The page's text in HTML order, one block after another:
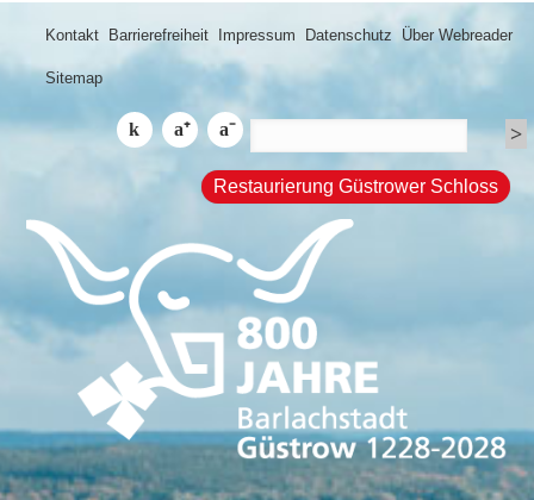
Kontakt Barrierefreiheit Impressum Datenschutz Über Webreader
Sitemap
Restaurierung Güstrower Schloss